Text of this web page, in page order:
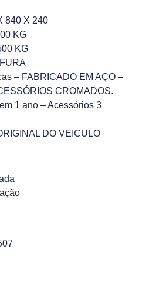
840 X 240
KG
KG
– FABRICADO EM AÇO –
CROMADOS.
1 ano – Acessórios 3
DO VEICULO